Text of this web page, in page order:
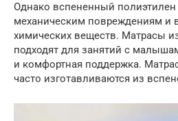
Однако вспененный полиэтилен
механическим повреждениям и
химических веществ. Матрасы
подходят для занятий с
и комфортная поддержка.
часто изготавливаются из